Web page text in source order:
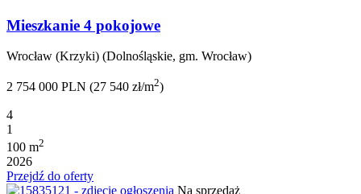
Mieszkanie 4 pokojowe
Wrocław (Krzyki) (Dolnośląskie, gm. Wrocław)
2 754 000 PLN (27 540 zł/m2)
4
1
100 m2
2026
Przejdź do oferty
Na sprzedaż